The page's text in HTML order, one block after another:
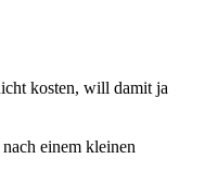
kosten, will damit ja
einem kleinen